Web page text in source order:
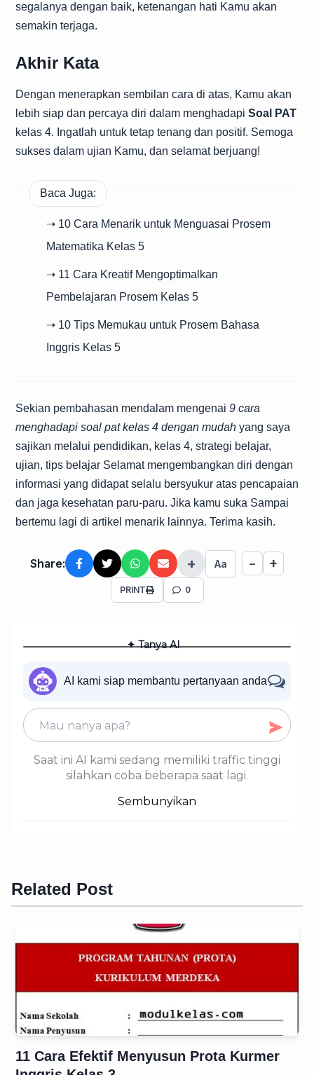
segalanya dengan baik, ketenangan hati Kamu akan
semakin terjaga.
Akhir Kata
Dengan menerapkan sembilan cara di atas, Kamu akan
lebih siap dan percaya diri dalam menghadapi Soal PAT
kelas 4. Ingatlah untuk tetap tenang dan positif. Semoga
sukses dalam ujian Kamu, dan selamat berjuang!
Baca Juga:
➝ 10 Cara Menarik untuk Menguasai Prosem
Matematika Kelas 5
➝ 11 Cara Kreatif Mengoptimalkan
Pembelajaran Prosem Kelas 5
➝ 10 Tips Memukau untuk Prosem Bahasa
Inggris Kelas 5
Sekian pembahasan mendalam mengenai 9 cara
menghadapi soal pat kelas 4 dengan mudah yang saya
sajikan melalui pendidikan, kelas 4, strategi belajar,
ujian, tips belajar Selamat mengembangkan diri dengan
informasi yang didapat selalu bersyukur atas pencapaian
dan jaga kesehatan paru-paru. Jika kamu suka Sampai
bertemu lagi di artikel menarik lainnya. Terima kasih.
Share: + Aa − +
PRINT 0
✦ Tanya AI
AI kami siap membantu pertanyaan anda
Saat ini AI kami sedang memiliki traffic tinggi
silahkan coba beberapa saat lagi.
Sembunyikan
Related Post
11 Cara Efektif Menyusun Prota Kurmer